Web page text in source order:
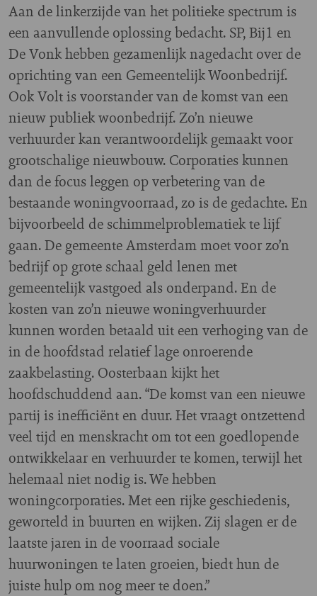
Aan de linkerzijde van het politieke spectrum is
een aanvullende oplossing bedacht. SP, Bij1 en
De Vonk hebben gezamenlijk nagedacht over de
oprichting van een Gemeentelijk Woonbedrijf.
Ook Volt is voorstander van de komst van een
nieuw publiek woonbedrijf. Zo’n nieuwe
verhuurder kan verantwoordelijk gemaakt voor
grootschalige nieuwbouw. Corporaties kunnen
dan de focus leggen op verbetering van de
bestaande woningvoorraad, zo is de gedachte. En
bijvoorbeeld de schimmelproblematiek te lijf
gaan. De gemeente Amsterdam moet voor zo’n
bedrijf op grote schaal geld lenen met
gemeentelijk vastgoed als onderpand. En de
kosten van zo’n nieuwe woningverhuurder
kunnen worden betaald uit een verhoging van de
in de hoofdstad relatief lage onroerende
zaakbelasting. Oosterbaan kijkt het
hoofdschuddend aan. “De komst van een nieuwe
partij is inefficiënt en duur. Het vraagt ontzettend
veel tijd en menskracht om tot een goedlopende
ontwikkelaar en verhuurder te komen, terwijl het
helemaal niet nodig is. We hebben
woningcorporaties. Met een rijke geschiedenis,
geworteld in buurten en wijken. Zij slagen er de
laatste jaren in de voorraad sociale
huurwoningen te laten groeien, biedt hun de
juiste hulp om nog meer te doen.”